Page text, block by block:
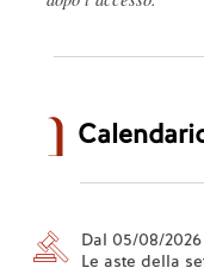
Dal 05/08/
Le aste della